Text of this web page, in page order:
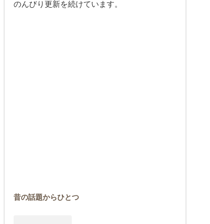
のんびり更新を続けています。
昔の話題からひとつ